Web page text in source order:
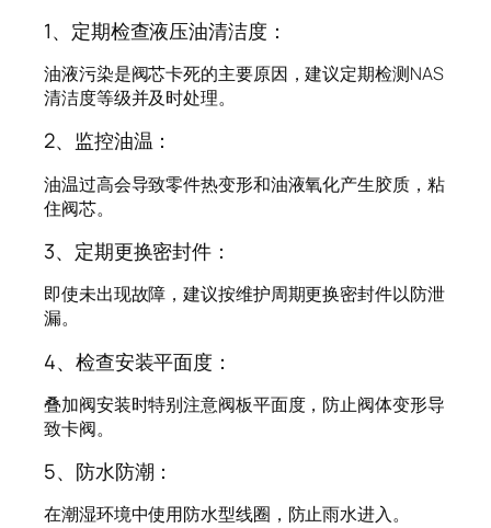
1、定期检查液压油清洁度：
油液污染是阀芯卡死的主要原因，建议定期检测NAS
清洁度等级并及时处理。
2、监控油温：
油温过高会导致零件热变形和油液氧化产生胶质，粘
住阀芯。
3、定期更换密封件：
即使未出现故障，建议按维护周期更换密封件以防泄
漏。
4、检查安装平面度：
叠加阀安装时特别注意阀板平面度，防止阀体变形导
致卡阀。
5、防水防潮：
在潮湿环境中使用防水型线圈，防止雨水进入。